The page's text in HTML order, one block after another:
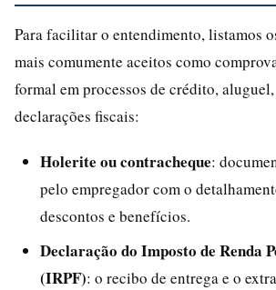
Para facilitar o entendimento, listamos
mais comumente aceitos como
formal em processos de crédito,
declarações fiscais:
Holerite ou contracheque:
pelo empregador com o
descontos e benefícios.
Declaração do Imposto de Renda
(IRPF): o recibo de entrega e o